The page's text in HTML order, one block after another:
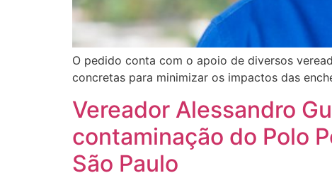
O pedido conta com o apoio de diversos
concretas para minimizar os impactos das
Vereador Alessandro
contaminação do Polo
São Paulo